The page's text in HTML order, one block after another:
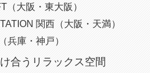
（大阪・東大阪）
関西（大阪・天満）
兵庫・神戸）
合うリラックス空間